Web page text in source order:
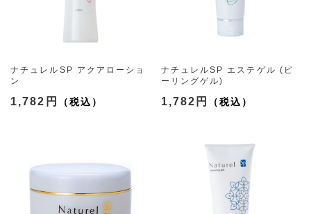
ナチュレルSP アクアローショ
ン
1,782円
ナチュレルSP エステゲル (ピ
ーリングゲル)
1,782円